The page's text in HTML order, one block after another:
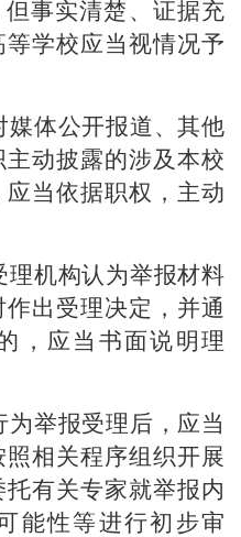
事实清楚、证据充
学校应当视情况予
媒体公开报道、其他
动披露的涉及本校
当依据职权，主动
理机构认为举报材料
出受理决定，并通
，应当书面说明理
为举报受理后，应当
相关程序组织开展
有关专家就举报内
能性等进行初步审